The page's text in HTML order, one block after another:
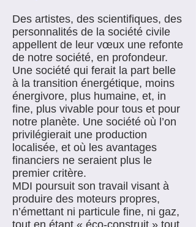
Des artistes, des scientifiques, des
personnalités de la société civile
appellent de leur vœux une refonte
de notre société, en profondeur.
Une société qui ferait la part belle
à la transition énergétique, moins
énergivore, plus humaine, et, in
fine, plus vivable pour tous et pour
notre planète. Une société où l’on
privilégierait une production
localisée, et où les avantages
financiers ne seraient plus le
premier critère.
MDI poursuit son travail visant à
produire des moteurs propres,
n’émettant ni particule fine, ni gaz,
tout en étant « éco-construit » tout